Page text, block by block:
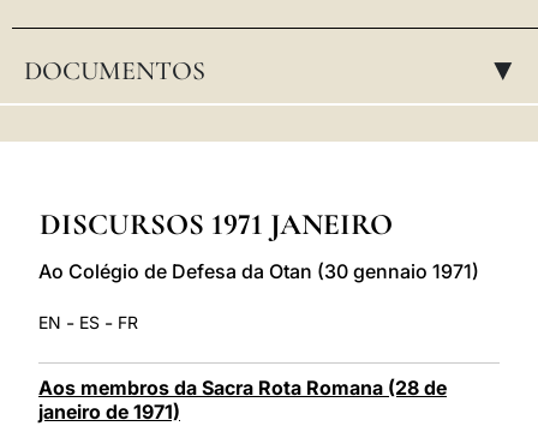
POLSKI
DOCUMENTOS ▸
DISCURSOS 1971 JANEIRO
Ao Colégio de Defesa da Otan (30 gennaio 1971)
EN - ES - FR
Aos membros da Sacra Rota Romana (28 de
janeiro de 1971)